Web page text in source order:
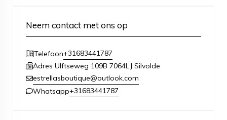
Neem contact met ons op
Telefoon+31683441787
Adres Ulftseweg 109B 7064LJ Silvolde
estrellasboutique@outlook.com
Whatsapp+31683441787